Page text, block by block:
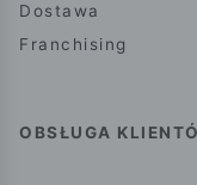
Dostawa
Franchising
OBSŁUGA